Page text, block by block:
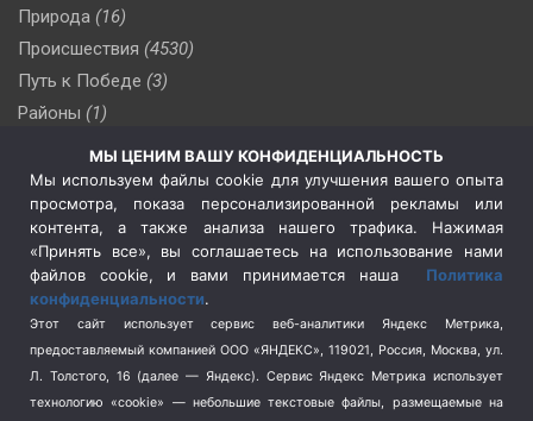
Природа (16)
Происшествия (4530)
Путь к Победе (3)
Районы (1)
(510)
Сельское хозяйство (3)
Социальная политика
(3)
Спецоперация в Украине
Спецоперация на Украине
(404)
Спорт (740)
Терроризм (1)
Транспорт (262)
МЫ ЦЕНИМ ВАШУ КОНФИДЕНЦИАЛЬНОСТЬ
Мы используем файлы cookie для улучшения вашего опыта
просмотра, показа персонализированной рекламы или
контента, а также анализа нашего трафика. Нажимая
«Принять все», вы соглашаетесь на использование нами
файлов cookie, и вами принимается наша Политика
конфиденциальности.
Этот сайт использует сервис веб-аналитики Яндекс Метрика,
предоставляемый компанией ООО «ЯНДЕКС», 119021, Россия, Москва, ул.
Л. Толстого, 16 (далее — Яндекс). Сервис Яндекс Метрика использует
технологию «cookie» — небольшие текстовые файлы, размещаемые на